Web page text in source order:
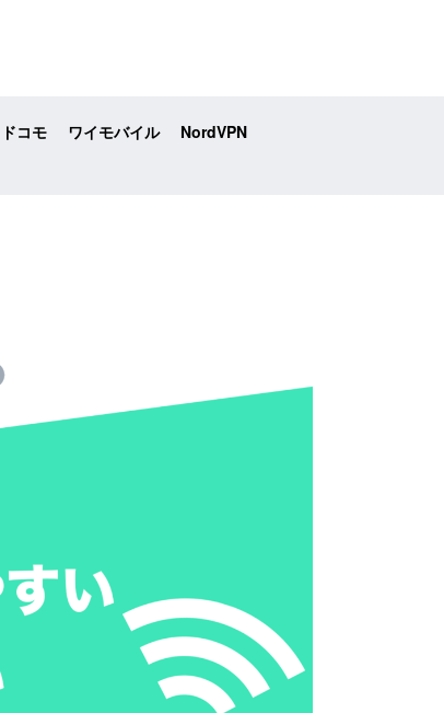
ドコモ ワイモバイル
NordVPN